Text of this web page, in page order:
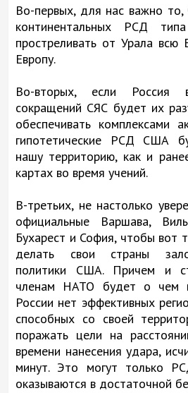
Во-первых, для нас важно
континентальных РСД
простреливать от Урала всю
Европу.
Во-вторых, если Россия
сокращений СЯС будет их
обеспечивать комплексами
гипотетические РСД США
нашу территорию, как и
картах во время учений.
В-третьих, не настолько
официальные Варшава,
Бухарест и София, чтобы вот
делать свои страны
политики США. Причем и
членам НАТО будет о чем
России нет эффективных
способных со своей
поражать цели на
времени нанесения удара,
минут. Это могут только
оказываются в достаточной